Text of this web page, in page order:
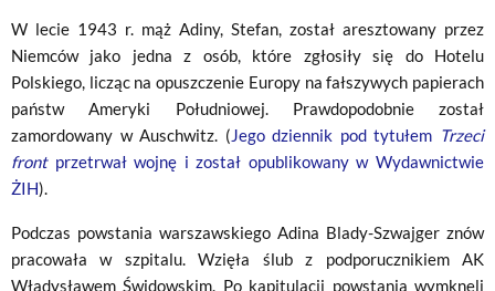
W lecie 1943 r. mąż Adiny, Stefan, został aresztowany przez
Niemców jako jedna z osób, które zgłosiły się do Hotelu
Polskiego, licząc na opuszczenie Europy na fałszywych papierach
państw Ameryki Południowej. Prawdopodobnie został
zamordowany w Auschwitz. (Jego dziennik pod tytułem Trzeci
front przetrwał wojnę i został opublikowany w Wydawnictwie
ŻIH).
Podczas powstania warszawskiego Adina Blady-Szwajger znów
pracowała w szpitalu. Wzięła ślub z podporucznikiem AK
Władysławem Świdowskim. Po kapitulacji powstania wymknęli